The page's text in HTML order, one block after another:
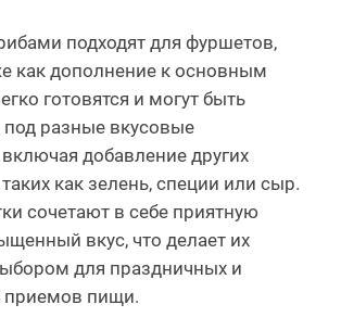
подходят для фуршетов,
как дополнение к основным
готовятся и могут быть
разные вкусовые
добавление других
как зелень, специи или сыр.
сочетают в себе приятную
вкус, что делает их
для праздничных и
приемов пищи.